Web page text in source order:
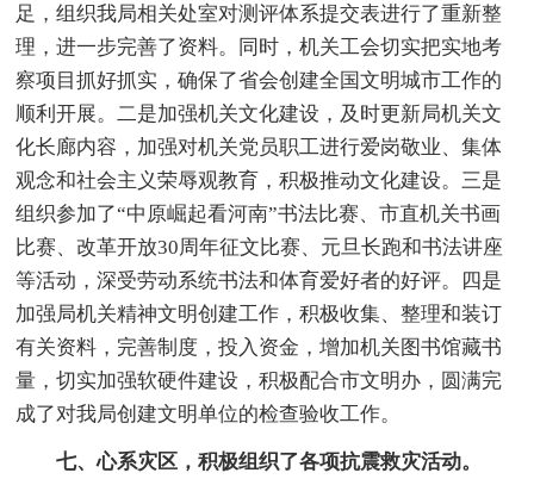
足，组织我局相关处室对测评体系提交表进行了重新整
理，进一步完善了资料。同时，机关工会切实把实地考
察项目抓好抓实，确保了省会创建全国文明城市工作的
顺利开展。二是加强机关文化建设，及时更新局机关文
化长廊内容，加强对机关党员职工进行爱岗敬业、集体
观念和社会主义荣辱观教育，积极推动文化建设。三是
组织参加了“中原崛起看河南”书法比赛、市直机关书画
比赛、改革开放30周年征文比赛、元旦长跑和书法讲座
等活动，深受劳动系统书法和体育爱好者的好评。四是
加强局机关精神文明创建工作，积极收集、整理和装订
有关资料，完善制度，投入资金，增加机关图书馆藏书
量，切实加强软硬件建设，积极配合市文明办，圆满完
成了对我局创建文明单位的检查验收工作。
七、心系灾区，积极组织了各项抗震救灾活动。